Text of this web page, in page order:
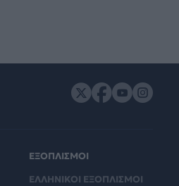
ΕΞΟΠΛΙΣΜΟΙ
ΕΛΛΗΝΙΚΟΙ ΕΞΟΠΛΙΣΜΟΙ